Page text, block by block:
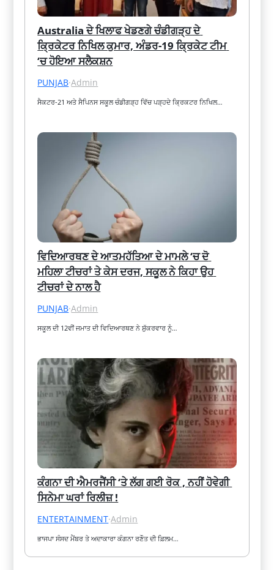
Australia ਦੇ ਖਿਲਾਫ ਖੇਡਣਗੇ ਚੰਡੀਗੜ੍ਹ ਦੇ
ਕ੍ਰਿਕੇਟਰ ਨਿਖਿਲ ਕੁਮਾਰ, ਅੰਡਰ-19 ਕ੍ਰਿਕੇਟ ਟੀਮ
‘ਚ ਹੋਇਆ ਸਲੈਕਸ਼ਨ
PUNJAB·Admin
ਸੈਕਟਰ-21 ਅਤੇ ਸੈਪਿਨਸ ਸਕੂਲ ਚੰਡੀਗੜ੍ਹ ਵਿੱਚ ਪੜ੍ਹਦੇ ਕ੍ਰਿਕਟਰ ਨਿਖਿਲ…
ਵਿਦਿਆਰਥਣ ਦੇ ਆਤਮਹੱਤਿਆ ਦੇ ਮਾਮਲੇ ‘ਚ ਦੋ
ਮਹਿਲਾ ਟੀਚਰਾਂ ਤੇ ਕੇਸ ਦਰਜ, ਸਕੂਲ ਨੇ ਕਿਹਾ ਉਹ
ਟੀਚਰਾਂ ਦੇ ਨਾਲ ਹੈ
PUNJAB·Admin
ਸਕੂਲ ਦੀ 12ਵੀਂ ਜਮਾਤ ਦੀ ਵਿਦਿਆਰਥਣ ਨੇ ਸ਼ੁੱਕਰਵਾਰ ਨੂੰ…
ਕੰਗਨਾ ਦੀ ਐਮਰਜੈਂਸੀ ‘ਤੇ ਲੱਗ ਗਈ ਰੋਕ , ਨਹੀਂ ਹੋਵੇਗੀ
ਸਿਨੇਮਾ ਘਰਾਂ ਰਿਲੀਜ਼ !
ENTERTAINMENT·Admin
ਭਾਜਪਾ ਸੰਸਦ ਮੈਂਬਰ ਤੇ ਅਦਾਕਾਰਾ ਕੰਗਨਾ ਰਣੌਤ ਦੀ ਫ਼ਿਲਮ…